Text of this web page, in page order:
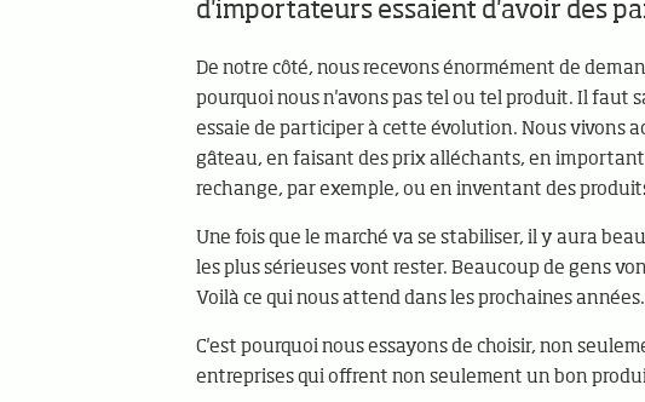
d'importateurs essaient d'avoir des
De notre côté, nous recevons énormément de
pourquoi nous n'avons pas tel ou tel produit. Il faut
essaie de participer à cette évolution. Nous vivons
gâteau, en faisant des prix alléchants, en
rechange, par exemple, ou en inventant des
Une fois que le marché va se stabiliser, il y aura
les plus sérieuses vont rester. Beaucoup de gens
Voilà ce qui nous attend dans les prochaines années.
C'est pourquoi nous essayons de choisir, non
entreprises qui offrent non seulement un bon